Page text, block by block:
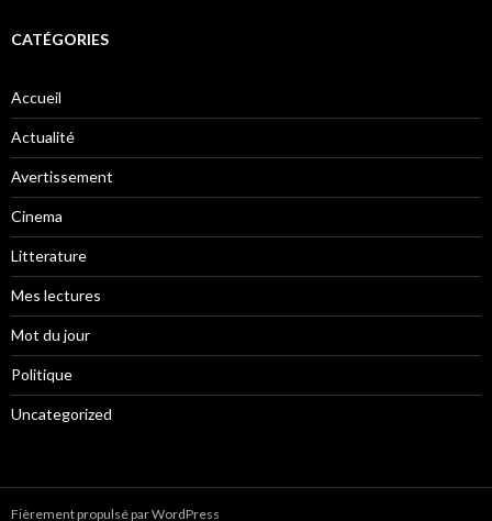
CATÉGORIES
Accueil
Actualité
Avertissement
Cinema
Litterature
Mes lectures
Mot du jour
Politique
Uncategorized
Fièrement propulsé par WordPress